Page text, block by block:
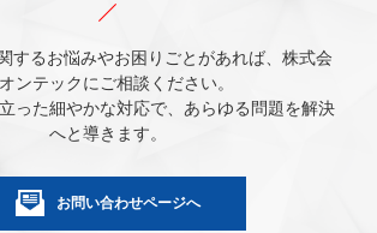
するお悩みやお困りごとがあれば、株式会
ンテックにご相談ください。
った細やかな対応で、あらゆる問題を解決
へと導きます。
お問い合わせページへ